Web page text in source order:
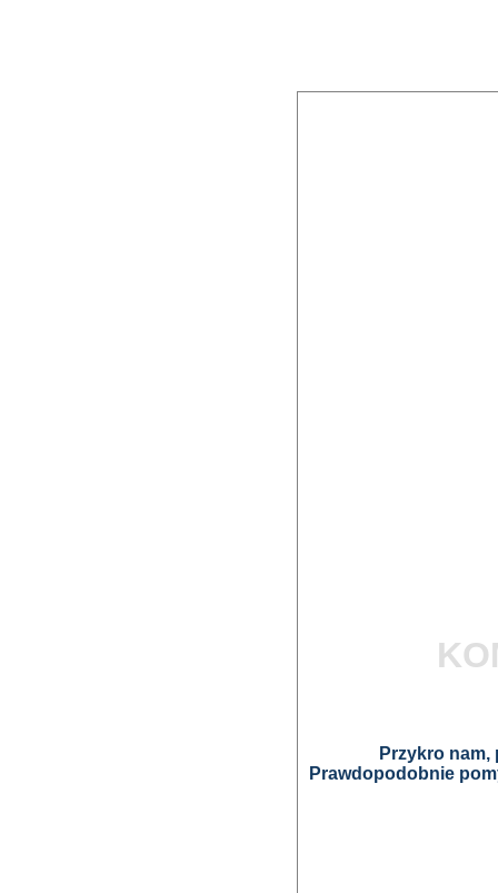
Przykro
Prawdopodobnie